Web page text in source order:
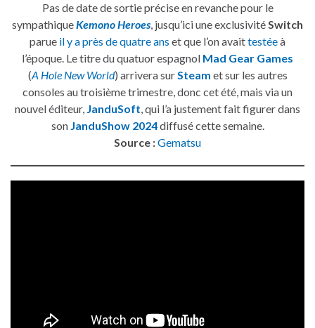
Pas de date de sortie précise en revanche pour le
sympathiqueKemono Heroes, jusqu’ici une exclusivitéSwitch
parue il y a près de quatre ans et que l’on avaittestéeà
l’époque. Le titre du quatuor espagnol Mad Gear Games
(A Hole New World) arrivera surSteam et sur les autres
consoles au troisième trimestre, donc cet été, mais via un
nouvel éditeur, JanduSoft, qui l’a justement fait figurer dans
son JanduShow 2024diffusé cette semaine.
Source :Gematsu